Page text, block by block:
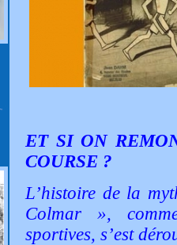
ET SI ON
COURSE ?
L’histoire de la
Colmar »,
sportives, s’est